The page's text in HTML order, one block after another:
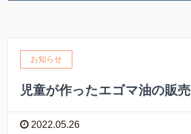
お知らせ
児童が作ったエゴマ油の販売
2022.05.26